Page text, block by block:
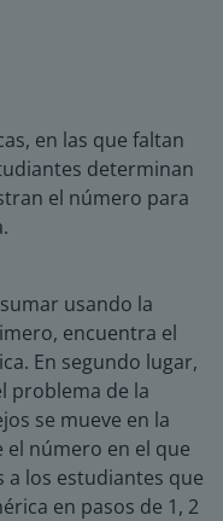
en las que faltan
determinan
el número para
usando la
encuentra el
En segundo lugar,
problema de la
se mueve en la
número en el que
a los estudiantes que
en pasos de 1, 2